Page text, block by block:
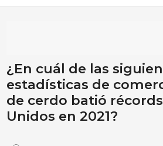
¿En cuál de las
estadísticas de
de cerdo batió
Unidos en 2021?